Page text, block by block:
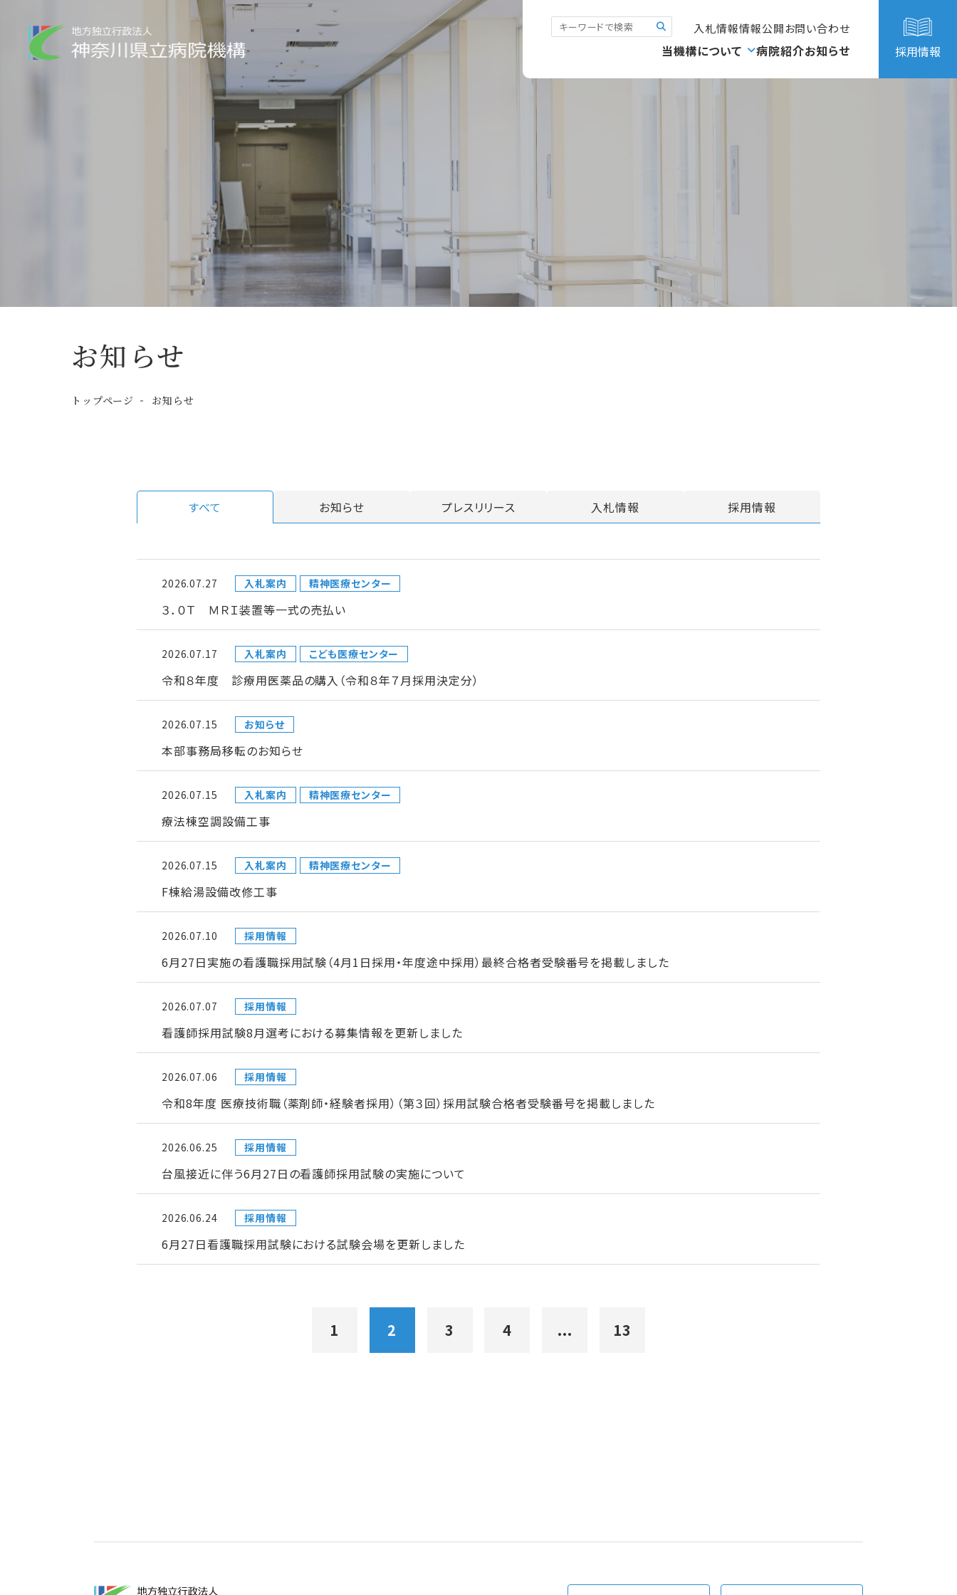
入札情報情報公開お問い合わせ
当機構について 病院紹介お知らせ 採用情報
お知らせ
トップページ お知らせ
すべて お知らせ プレスリリース 入札情報 採用情報
2026.07.27 入札案内 精神医療センター
３．０Ｔ ＭＲＩ装置等一式の売払い
2026.07.17 入札案内 こども医療センター
令和８年度 診療用医薬品の購入（令和８年７月採用決定分）
2026.07.15 お知らせ
本部事務局移転のお知らせ
2026.07.15 入札案内 精神医療センター
療法棟空調設備工事
2026.07.15 入札案内 精神医療センター
F棟給湯設備改修工事
2026.07.10 採用情報
6月27日実施の看護職採用試験（4月1日採用・年度途中採用）最終合格者受験番号を掲載しました
2026.07.07 採用情報
看護師採用試験8月選考における募集情報を更新しました
2026.07.06 採用情報
令和8年度 医療技術職（薬剤師・経験者採用）（第３回）採用試験合格者受験番号を掲載しました
2026.06.25 採用情報
台風接近に伴う6月27日の看護師採用試験の実施について
2026.06.24 採用情報
6月27日看護職採用試験における試験会場を更新しました
1 2 3 4 ... 13